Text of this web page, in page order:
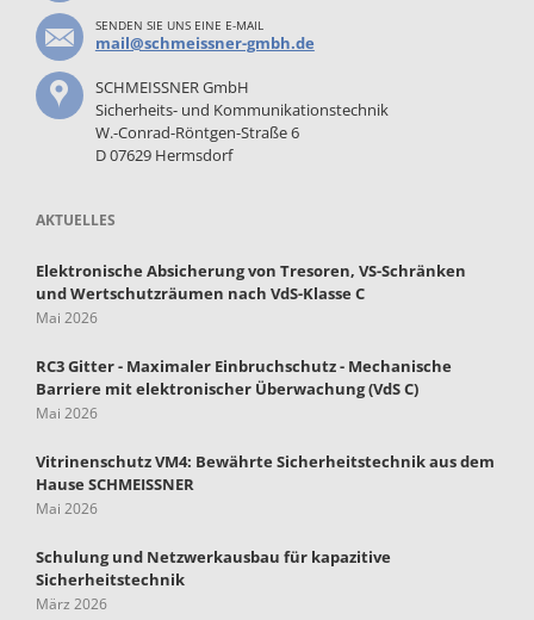
SENDEN SIE UNS EINE E-MAIL
mail@schmeissner-gmbh.de
SCHMEISSNER GmbH
Sicherheits- und Kommunikationstechnik
W.-Conrad-Röntgen-Straße 6
D 07629 Hermsdorf
AKTUELLES
Elektronische Absicherung von Tresoren, VS-Schränken
und Wertschutzräumen nach VdS-Klasse C
Mai 2026
RC3 Gitter - Maximaler Einbruchschutz - Mechanische
Barriere mit elektronischer Überwachung (VdS C)
Mai 2026
Vitrinenschutz VM4: Bewährte Sicherheitstechnik aus dem
Hause SCHMEISSNER
Mai 2026
Schulung und Netzwerkausbau für kapazitive
Sicherheitstechnik
März 2026